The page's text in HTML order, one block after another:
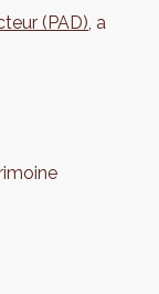
(PAD), a